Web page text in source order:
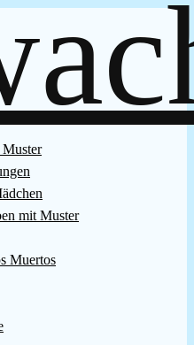
mit Muster
Muertos